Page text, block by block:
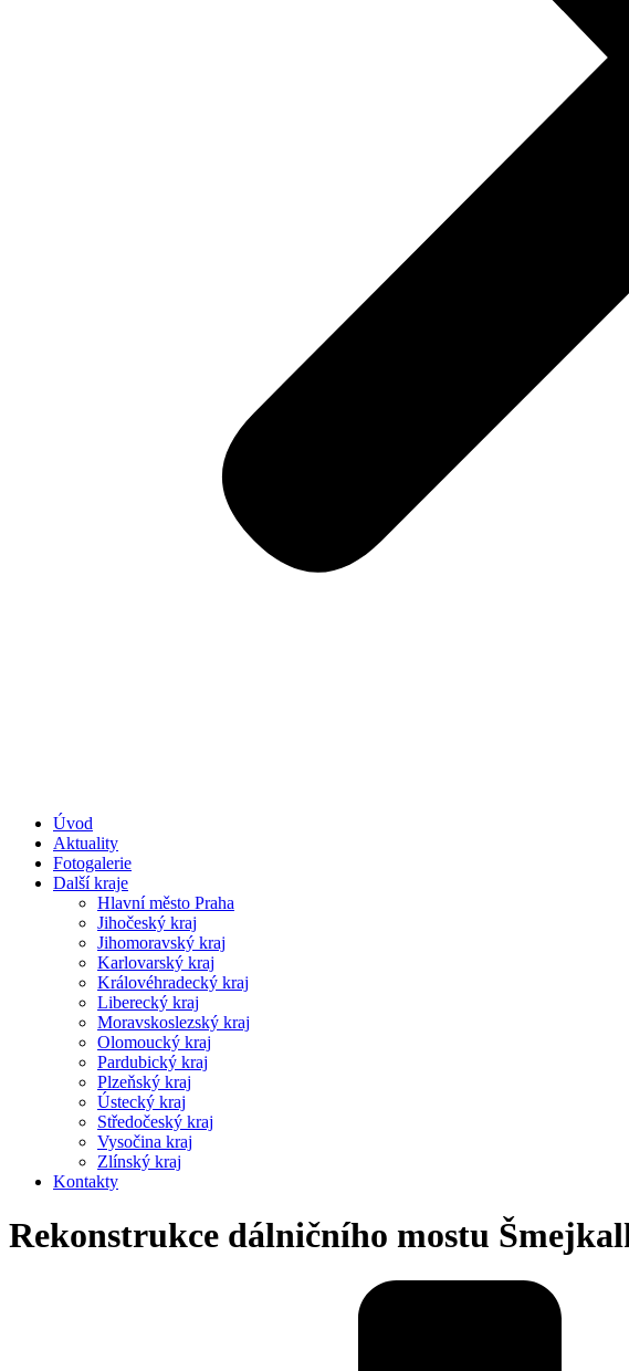
Úvod
Aktuality
Fotogalerie
Další kraje
Hlavní město Praha
Jihočeský kraj
Jihomoravský kraj
Karlovarský kraj
Královéhradecký kraj
Liberecký kraj
Moravskoslezský kraj
Olomoucký kraj
Pardubický kraj
Plzeňský kraj
Ústecký kraj
Středočeský kraj
Vysočina kraj
Zlínský kraj
Kontakty
Rekonstrukce dálničního mostu